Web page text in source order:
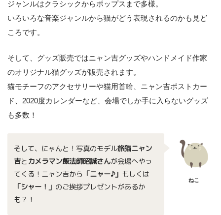
ジャンルはクラシックからポップスまで多様。
いろいろな音楽ジャンルから猫がどう表現されるのかも見ど
ころです。
そして、グッズ販売ではニャン吉グッズやハンドメイド作家
のオリジナル猫グッズが販売されます。
猫モチーフのアクセサリーや猫用首輪、ニャン吉ポストカー
ド、2020度カレンダーなど、会場でしか手に入らないグッズ
も多数！
そして、にゃんと！写真のモデル旅猫ニャン
吉とカメラマン飯法師昭誠さんが会場へやっ
てくる！ニャン吉から 「ニャー♪」 もしくは
「シャー！」 のご挨拶プレゼントがあるか
も？！
ねこ